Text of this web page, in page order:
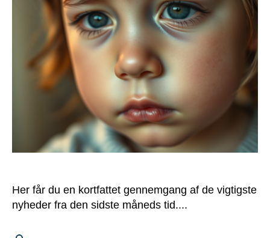
fra
marts
[B.A.
Her får du en kortfattet gennemgang af de vigtigste
nyheder fra den sidste måneds tid....